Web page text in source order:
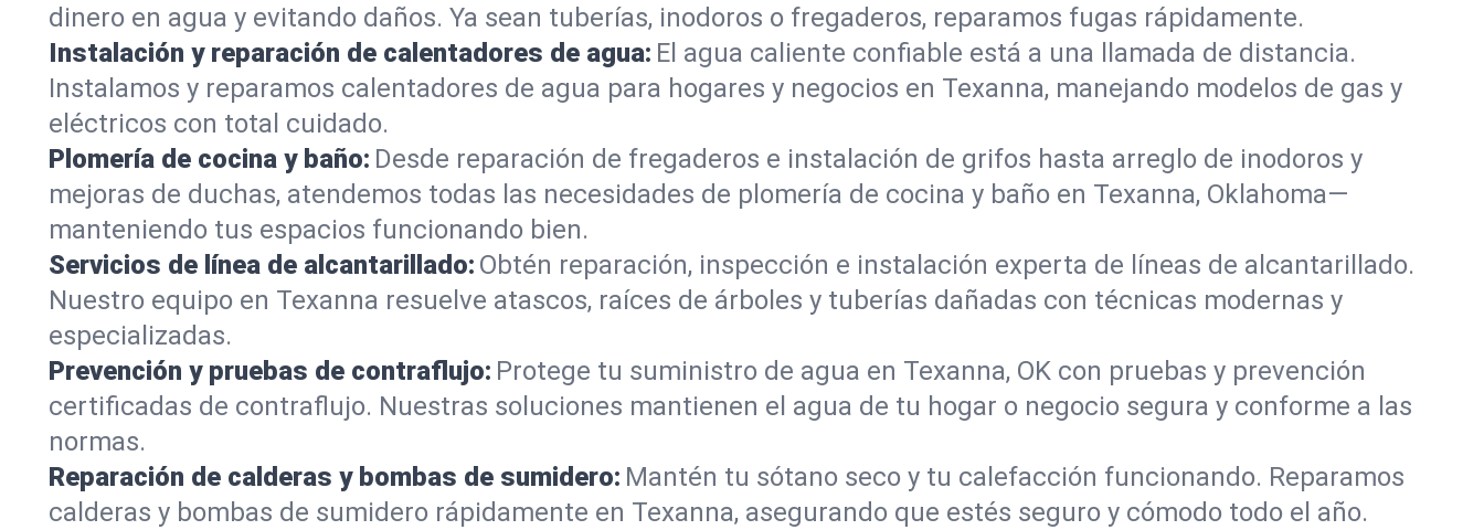
dinero en agua y evitando daños. Ya sean tuberías, inodoros o fregaderos, reparamos fugas rápidamente.
Instalación y reparación de calentadores de agua: El agua caliente confiable está a una llamada de distancia.
Instalamos y reparamos calentadores de agua para hogares y negocios en Texanna, manejando modelos de gas y
eléctricos con total cuidado.
Plomería de cocina y baño: Desde reparación de fregaderos e instalación de grifos hasta arreglo de inodoros y
mejoras de duchas, atendemos todas las necesidades de plomería de cocina y baño en Texanna, Oklahoma—
manteniendo tus espacios funcionando bien.
Servicios de línea de alcantarillado: Obtén reparación, inspección e instalación experta de líneas de alcantarillado.
Nuestro equipo en Texanna resuelve atascos, raíces de árboles y tuberías dañadas con técnicas modernas y
especializadas.
Prevención y pruebas de contraflujo: Protege tu suministro de agua en Texanna, OK con pruebas y prevención
certificadas de contraflujo. Nuestras soluciones mantienen el agua de tu hogar o negocio segura y conforme a las
normas.
Reparación de calderas y bombas de sumidero: Mantén tu sótano seco y tu calefacción funcionando. Reparamos
calderas y bombas de sumidero rápidamente en Texanna, asegurando que estés seguro y cómodo todo el año.